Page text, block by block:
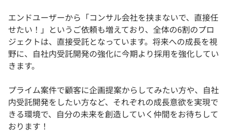
エンドユーザーから「コンサル会社を挟まないで、直接任
せたい！」というご依頼も増えており、全体の6割のプロ
ジェクトは、直接受託となっています。将来への成長を視
野に、自社内受託開発の強化に今期より採用を強化してい
きます。
プライム案件で顧客に企画提案からしてみたい方や、自社
内受託開発をしたい方など、それぞれの成長意欲を実現で
きる環境で、自分の未来を創造していく仲間をお待ちして
おります！